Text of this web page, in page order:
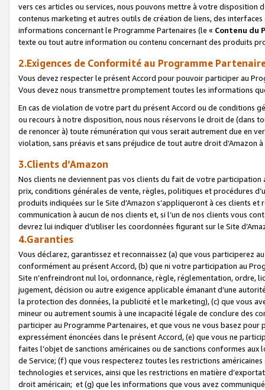
vers ces articles ou services, nous pouvons mettre à votre disposition
contenus marketing et autres outils de création de liens, des
informations concernant le Programme Partenaires (le « Contenu du
texte ou tout autre information ou contenu concernant des produits
2.Exigences de Conformité au Programme
Vous devez respecter le présent Accord pour pouvoir participer au
Vous devez nous transmettre promptement toutes les informations
En cas de violation de votre part du présent Accord ou de conditions
ou recours à notre disposition, nous nous réservons le droit de (dans
de renoncer à) toute rémunération qui vous serait autrement due en
violation, sans préavis et sans préjudice de tout autre droit
3.Clients d’Amazon
Nos clients ne deviennent pas vos clients du fait de votre
prix, conditions générales de vente, règles, politiques et procédures
produits indiquées sur le Site d’Amazon s’appliqueront à ces clients
communication à aucun de nos clients et, si l’un de nos clients vous
devrez lui indiquer d’utiliser les coordonnées figurant sur le Site
4.Garanties
Vous déclarez, garantissez et reconnaissez (a) que vous participerez
conformément au présent Accord, (b) que ni votre participation au
Site n’enfreindront nul loi, ordonnance, règle, réglementation, ordre,
jugement, décision ou autre exigence applicable émanant d’une
la protection des données, la publicité et le marketing), (c) que vous
mineur ou autrement soumis à une incapacité légale de conclure des
participer au Programme Partenaires, et que vous ne vous basez
expressément énoncées dans le présent Accord, (e) que vous ne
faites l’objet de sanctions américaines ou de sanctions conformes
de Service; (f) que vous respecterez toutes les restrictions
technologies et services, ainsi que les restrictions en matière
droit américain; et (g) que les informations que vous avez